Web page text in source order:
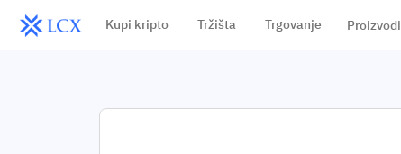
Kupi kripto Tržišta Trgovanje Proizvodi